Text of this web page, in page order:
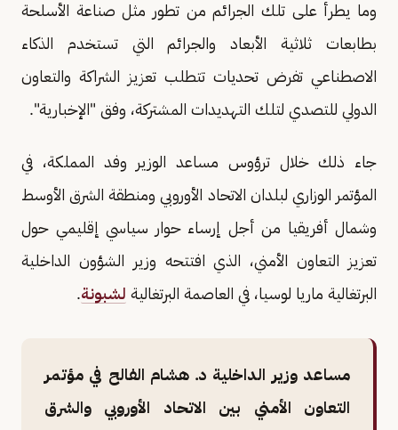
وما يطرأ على تلك الجرائم من تطور مثل صناعة الأسلحة
بطابعات ثلاثية الأبعاد والجرائم التي تستخدم الذكاء
الاصطناعي تفرض تحديات تتطلب تعزيز الشراكة والتعاون
الدولي للتصدي لتلك التهديدات المشتركة، وفق "الإخبارية".
جاء ذلك خلال ترؤوس مساعد الوزير وفد المملكة، في
المؤتمر الوزاري لبلدان الاتحاد الأوروبي ومنطقة الشرق الأوسط
وشمال أفريقيا من أجل إرساء حوار سياسي إقليمي حول
تعزيز التعاون الأمني، الذي افتتحه وزير الشؤون الداخلية
البرتغالية ماريا لوسيا، في العاصمة البرتغالية لشبونة.
مساعد وزير الداخلية د. هشام الفالح في مؤتمر
التعاون الأمني بين الاتحاد الأوروبي والشرق